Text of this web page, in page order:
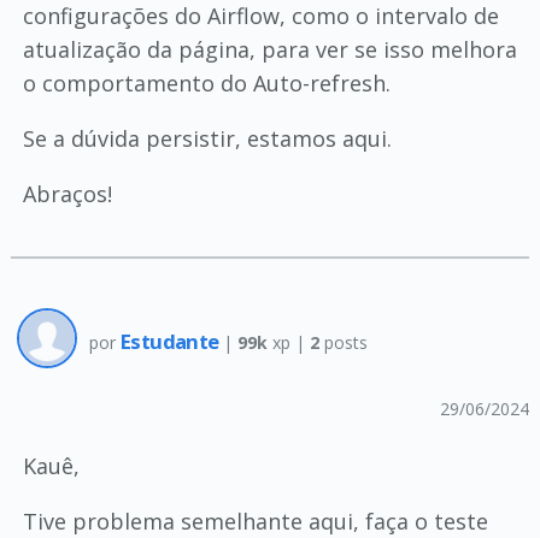
configurações do Airflow, como o intervalo de
atualização da página, para ver se isso melhora
o comportamento do Auto-refresh.
Se a dúvida persistir, estamos aqui.
Abraços!
por Estudante | 99kxp | 2posts
29/06/2024
Kauê,
Tive problema semelhante aqui, faça o teste